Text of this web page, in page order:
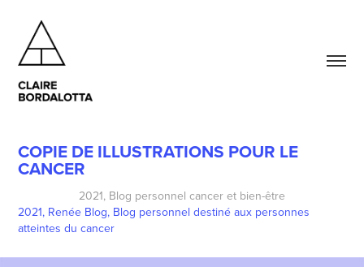
COPIE DE ILLUSTRATIONS POUR LE
CANCER
2021, Blog personnel cancer et bien-être
2021, Renée Blog, Blog personnel destiné aux personnes
atteintes du cancer